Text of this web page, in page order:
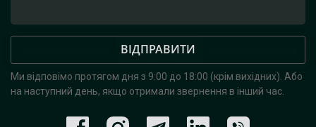
ВІДПРАВИТИ
Ми відповімо протягом дня з 9:00 до 18:00 (крім вихідних). Або
на наступний день, якщо отримали звернення в інший час.